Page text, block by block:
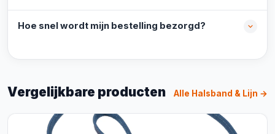
Hoe snel wordt mijn bestelling bezorgd?
Vergelijkbare producten Alle Halsband & Lijn →